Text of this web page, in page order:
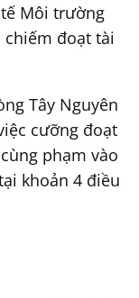
Môi trường
đoạt tài
Tây Nguyên
cưỡng đoạt
phạm vào
khoản 4 điều